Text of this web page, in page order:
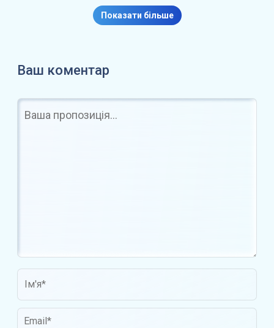
нову модель, що…
Показати більше
Ваш коментар